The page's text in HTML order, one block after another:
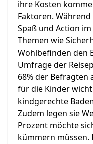
ihre Kosten
Faktoren.
Spaß und Action
Themen wie
Wohlbefinden den
Umfrage der
68% der Befragten
für die Kinder
kindgerechte
Zudem legen sie
Prozent möchte
kümmern müssen.